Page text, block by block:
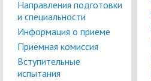
Направления подготовки
и специальности
Информация о приеме
Приёмная комиссия
Вступительные
испытания